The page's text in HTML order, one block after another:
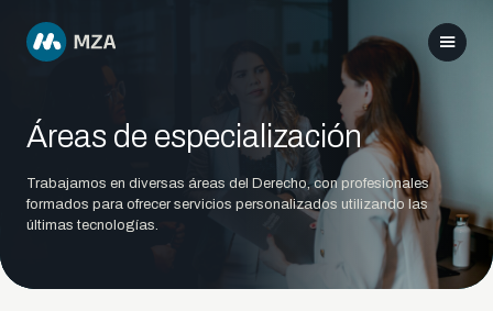
Áreas de especialización
Trabajamos en diversas áreas del Derecho, con profesionales
formados para ofrecer servicios personalizados utilizando las
últimas tecnologías.